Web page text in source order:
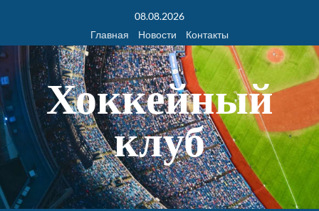
08.08.2026
Главная
Новости Контакты
Хоккейный
клуб